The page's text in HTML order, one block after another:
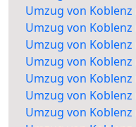
Umzug von Koblenz
Umzug von Koblenz
Umzug von Koblenz
Umzug von Koblenz
Umzug von Koblenz
Umzug von
Umzug von Koblenz